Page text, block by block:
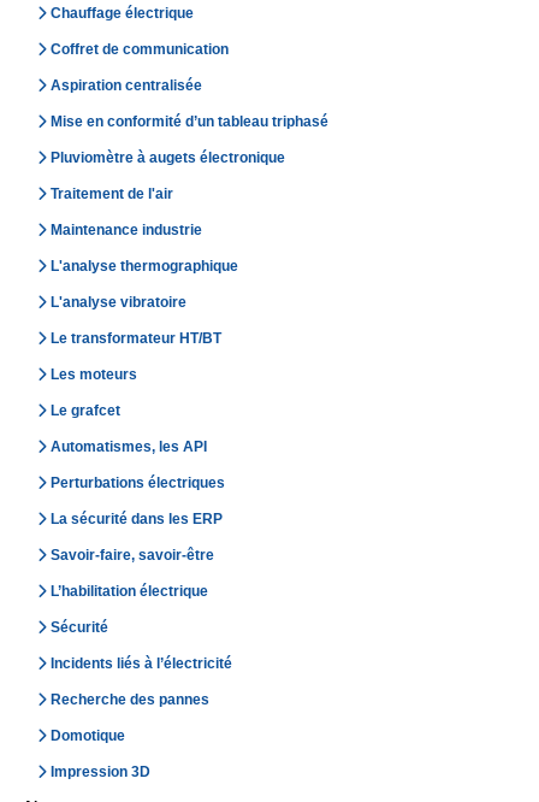
Chauffage électrique
Coffret de communication
Aspiration centralisée
Mise en conformité d’un tableau triphasé
Pluviomètre à augets électronique
Traitement de l'air
Maintenance industrie
L'analyse thermographique
L'analyse vibratoire
Le transformateur HT/BT
Les moteurs
Le grafcet
Automatismes, les API
Perturbations électriques
La sécurité dans les ERP
Savoir-faire, savoir-être
L’habilitation électrique
Sécurité
Incidents liés à l’électricité
Recherche des pannes
Domotique
Impression 3D